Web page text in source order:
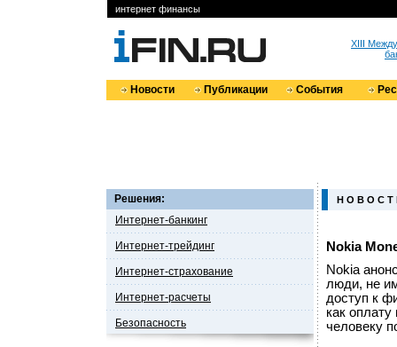
интернет финансы
XIII
Новости Публикации События
Решения:
Интернет-банкинг
Интернет-трейдинг
Интернет-страхование
Интернет-расчеты
Безопасность
Н О В О С Т
Nokia
Nokia
люди, не
доступ к
как
человеку